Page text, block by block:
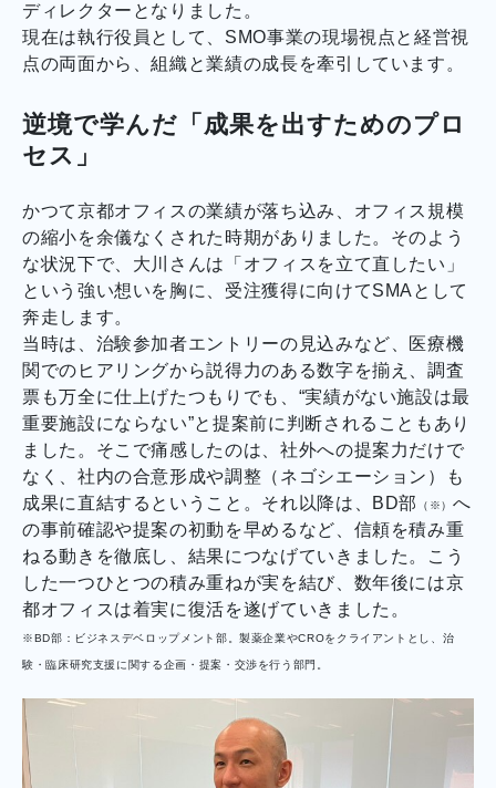
ディレクターとなりました。
現在は執行役員として、SMO事業の現場視点と経営視
点の両面から、組織と業績の成長を牽引しています。
逆境で学んだ「成果を出すためのプロ
セス」
かつて京都オフィスの業績が落ち込み、オフィス規模
の縮小を余儀なくされた時期がありました。そのよう
な状況下で、大川さんは「オフィスを立て直したい」
という強い想いを胸に、受注獲得に向けてSMAとして
奔走します。
当時は、治験参加者エントリーの見込みなど、医療機
関でのヒアリングから説得力のある数字を揃え、調査
票も万全に仕上げたつもりでも、“実績がない施設は最
重要施設にならない”と提案前に判断されることもあり
ました。そこで痛感したのは、社外への提案力だけで
なく、社内の合意形成や調整（ネゴシエーション）も
成果に直結するということ。それ以降は、BD部
（※）へ
の事前確認や提案の初動を早めるなど、信頼を積み重
ねる動きを徹底し、結果につなげていきました。こう
した一つひとつの積み重ねが実を結び、数年後には京
都オフィスは着実に復活を遂げていきました。
※BD部：ビジネスデベロップメント部。製薬企業やCROをクライアントとし、治
験・臨床研究支援に関する企画・提案・交渉を行う部門。